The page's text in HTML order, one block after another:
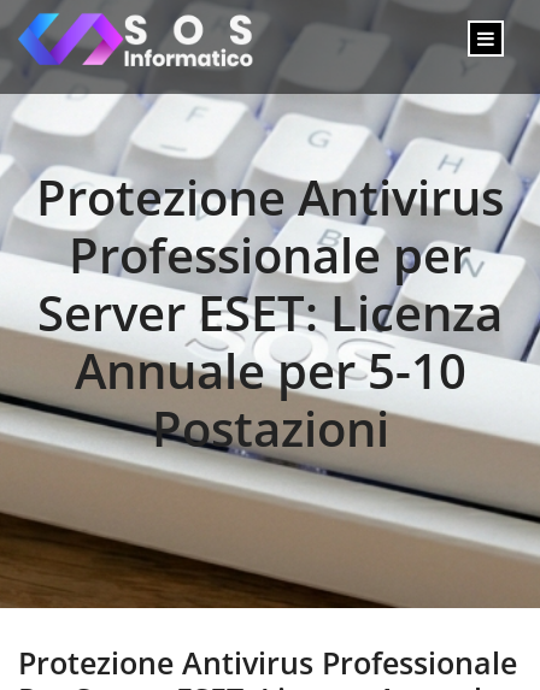
Protezione Antivirus
Professionale per
Server ESET: Licenza
Annuale per 5-10
Postazioni
Protezione Antivirus Professionale